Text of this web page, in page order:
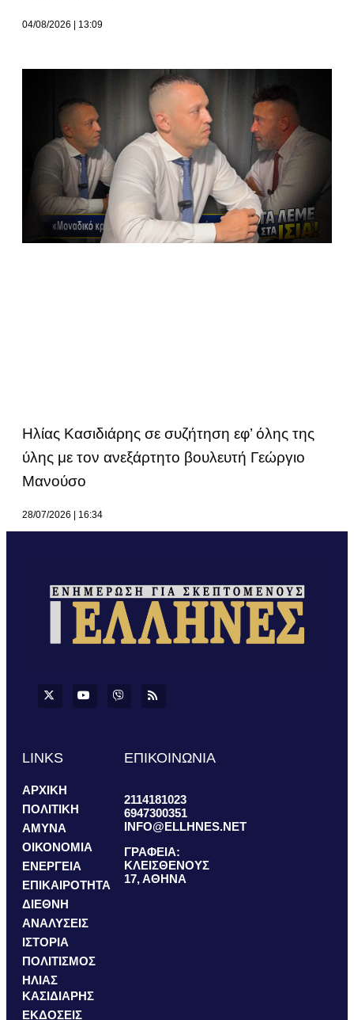
04/08/2026 13:09
Ηλίας Κασιδιάρης σε συζήτηση εφ’ όλης της
ύλης με τον ανεξάρτητο βουλευτή Γεώργιο
Μανούσο
28/07/2026 16:34
LINKS
ΑΡΧΙΚΗ
ΠΟΛΙΤΙΚΗ
ΑΜΥΝΑ
ΟΙΚΟΝΟΜΙΑ
ΕΝΕΡΓΕΙΑ
ΕΠΙΚΑΙΡΟΤΗΤΑ
ΔΙΕΘΝΗ
ΑΝΑΛΥΣΕΙΣ
ΙΣΤΟΡΙΑ
ΠΟΛΙΤΙΣΜΟΣ
ΗΛΙΑΣ
ΚΑΣΙΔΙΑΡΗΣ
ΕΚΔΟΣΕΙΣ
ΕΠΙΚΟΙΝΩΝΙΑ
2114181023
6947300351
INFO@ELLHNES.NET
ΓΡΑΦΕΙΑ:
ΚΛΕΙΣΘΕΝΟΥΣ
17, ΑΘΗΝΑ